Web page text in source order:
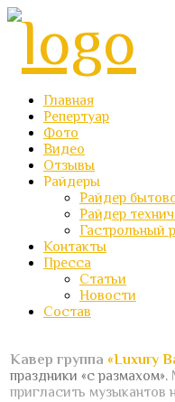
Главная
Репертуар
Фото
Видео
Отзывы
Райдеры
Райдер
Райдер
Гастрольный
Контакты
Пресса
Статьи
Новости
Состав
Кавер группа «Luxury
праздники «с размахом».
пригласить музыкантов